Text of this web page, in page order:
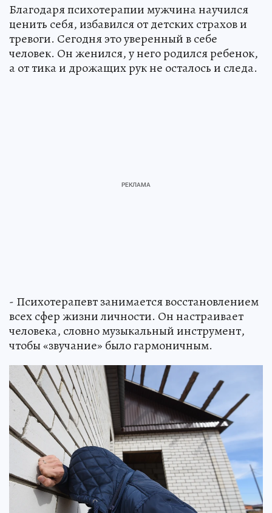
Благодаря психотерапии мужчина научился
ценить себя, избавился от детских страхов и
тревоги. Сегодня это уверенный в себе
человек. Он женился, у него родился ребенок,
а от тика и дрожащих рук не осталось и следа.
- Психотерапевт занимается восстановлением
всех сфер жизни личности. Он настраивает
человека, словно музыкальный инструмент,
чтобы «звучание» было гармоничным.